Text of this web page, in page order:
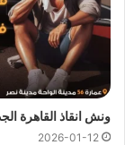
بسرعة فائفة و
السويس وذلك من
لتزويدك بافضل
خدماتالانقاذ السريع
ونش انقاذ القاهرة
2026-01-12